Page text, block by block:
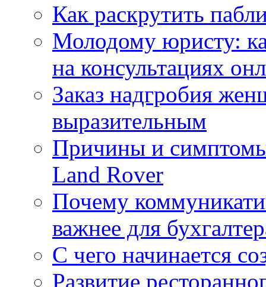
Как раскрутить
Молодому юристу:
на консультациях
Заказ надгробия
выразительным
Причины и
Land Rover
Почему
важнее для
С чего начинается
Развитие